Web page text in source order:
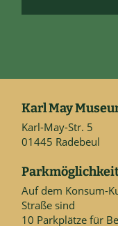
Karl May
Karl-May-Str. 5
01445 Radebeul
Auf dem Konsum-
Straße sind
10 Parkplätze für